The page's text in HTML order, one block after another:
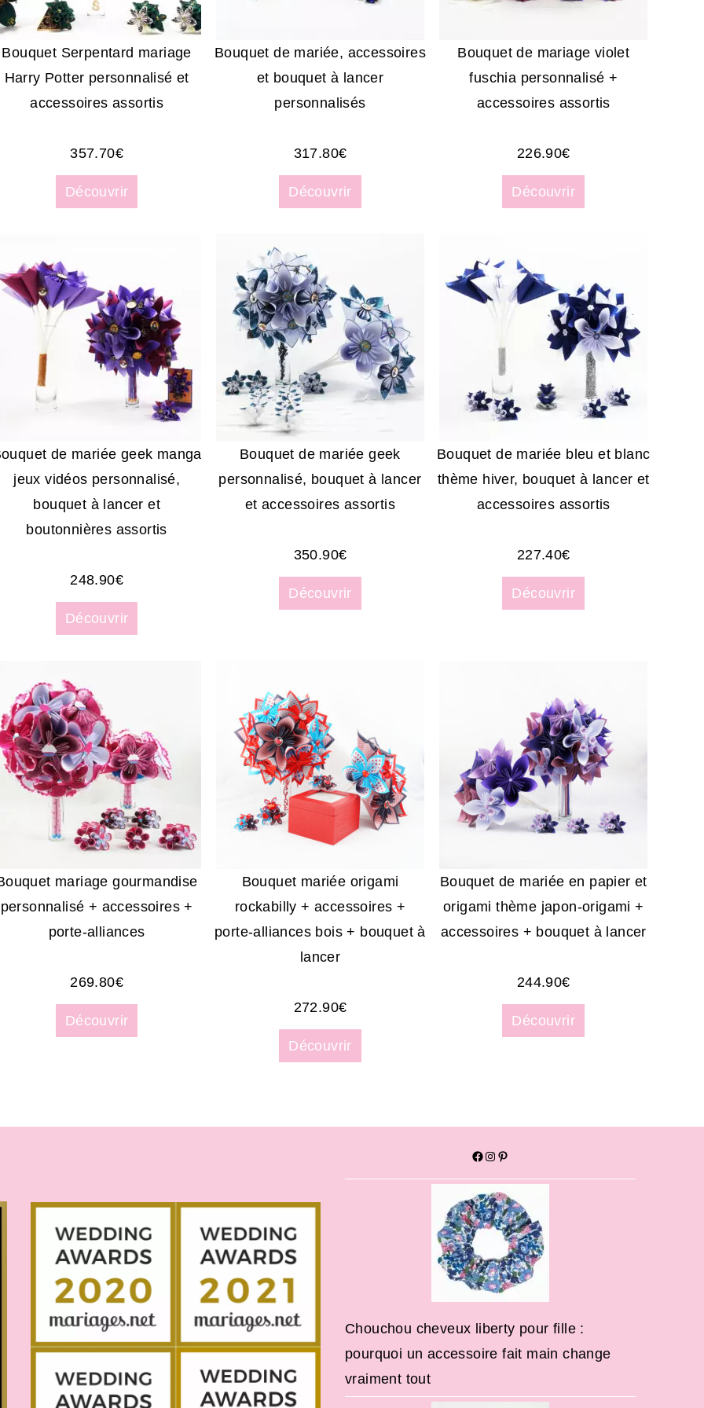
Bouquet Serpentard mariage
Harry Potter personnalisé et
accessoires assortis
357.70€
Découvrir
Bouquet de mariée, accessoires
et bouquet à lancer
personnalisés
317.80€
Découvrir
Bouquet de mariage violet
fuschia personnalisé +
accessoires assortis
226.90€
Découvrir
de mariée geek manga
jeux vidéos personnalisé,
bouquet à lancer et
boutonnières assortis
248.90€
Découvrir
Bouquet de mariée geek
personnalisé, bouquet à lancer
et accessoires assortis
350.90€
Découvrir
Bouquet de mariée bleu et blanc
thème hiver, bouquet à lancer et
accessoires assortis
227.40€
Découvrir
mariage gourmandise
personnalisé + accessoires +
porte-alliances
269.80€
Découvrir
Bouquet mariée origami
rockabilly + accessoires +
porte-alliances bois + bouquet à
lancer
272.90€
Découvrir
Bouquet de mariée en papier et
origami thème japon-origami +
accessoires + bouquet à lancer
244.90€
Découvrir
Chouchou cheveux liberty pour fille :
pourquoi un accessoire fait main change
vraiment tout